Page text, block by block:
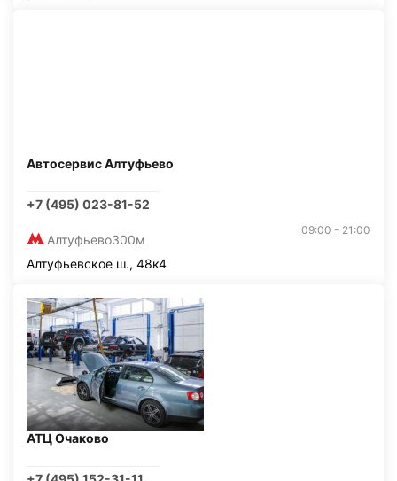
Автосервис Алтуфьево
+7 (495) 023-81-52
Алтуфьево300м
09:00 - 21:00
Алтуфьевское ш., 48к4
АТЦ Очаково